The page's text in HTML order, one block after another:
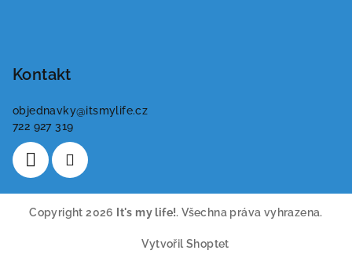
Kontakt
objednavky@itsmylife.cz
722 927 319
Copyright 2026 It's my life!. Všechna práva vyhrazena.
Vytvořil Shoptet